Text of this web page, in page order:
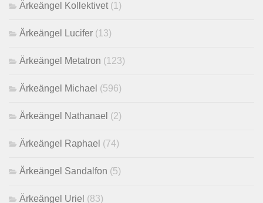
Ärkeängel Kollektivet (1)
Ärkeängel Lucifer (13)
Ärkeängel Metatron (123)
Ärkeängel Michael (596)
Ärkeängel Nathanael (2)
Ärkeängel Raphael (74)
Ärkeängel Sandalfon (5)
Ärkeängel Uriel (83)